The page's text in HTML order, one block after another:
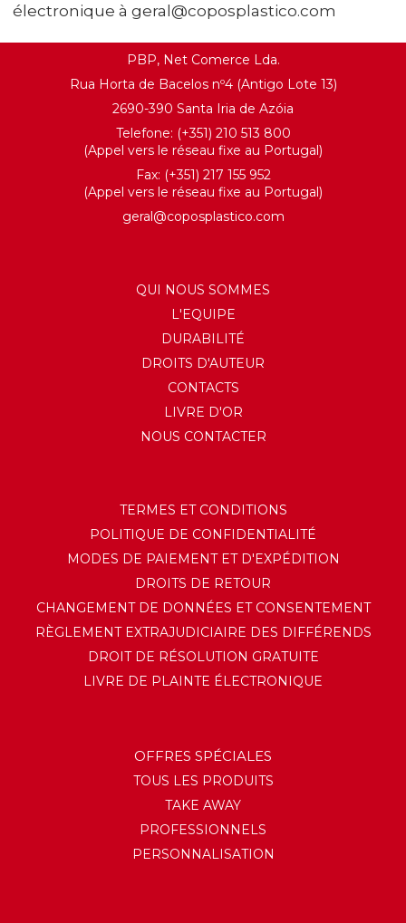
électronique à geral@coposplastico.com
PBP, Net Comerce Lda.
Rua Horta de Bacelos nº4 (Antigo Lote 13)
2690-390 Santa Iria de Azóia
Telefone: (+351) 210 513 800
(Appel vers le réseau fixe au Portugal)
Fax: (+351) 217 155 952
(Appel vers le réseau fixe au Portugal)
geral@coposplastico.com
QUI NOUS SOMMES
L'EQUIPE
DURABILITÉ
DROITS D'AUTEUR
CONTACTS
LIVRE D'OR
NOUS CONTACTER
TERMES ET CONDITIONS
POLITIQUE DE CONFIDENTIALITÉ
MODES DE PAIEMENT ET D'EXPÉDITION
DROITS DE RETOUR
CHANGEMENT DE DONNÉES ET CONSENTEMENT
RÈGLEMENT EXTRAJUDICIAIRE DES DIFFÉRENDS
DROIT DE RÉSOLUTION GRATUITE
LIVRE DE PLAINTE ÉLECTRONIQUE
OFFRES SPÉCIALES
TOUS LES PRODUITS
TAKE AWAY
PROFESSIONNELS
PERSONNALISATION